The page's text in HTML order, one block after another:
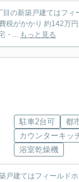
新築戸建てはフィ
がかかり 約142万
対象 〇長期優良住宅・... もっと見る
駐車2台可 都
カウンターキッ
浴室乾燥機
フィールドホームズ